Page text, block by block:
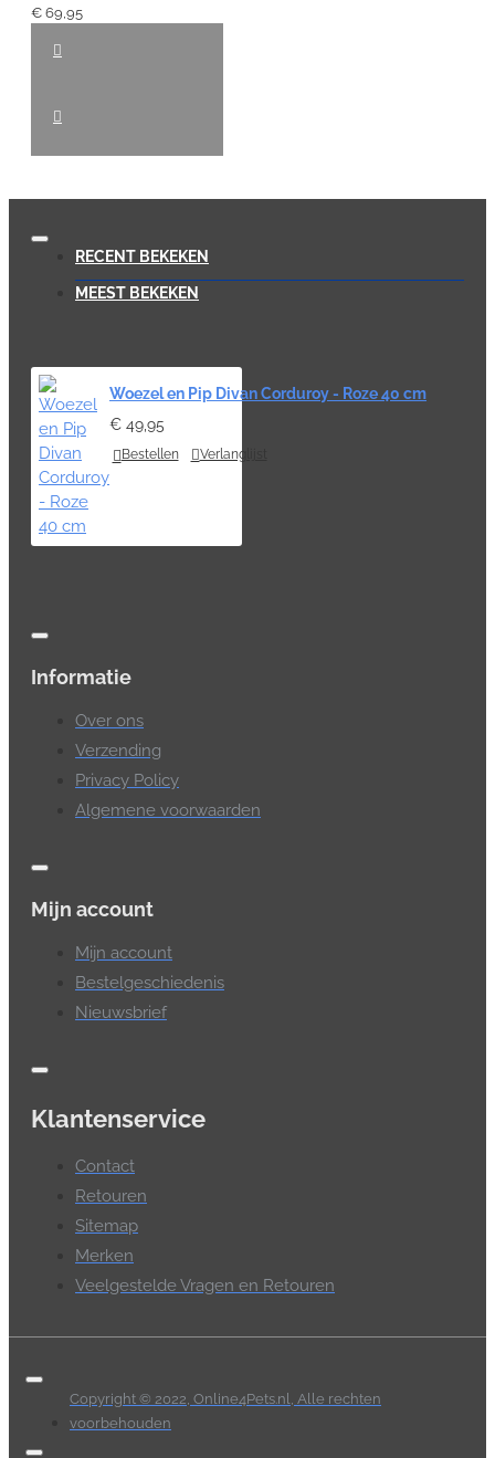
€ 69,95
RECENT BEKEKEN
MEEST BEKEKEN
Woezel en Pip Divan Corduroy - Roze 40 cm
€ 49,95
Bestellen Verlanglijst
Informatie
Over ons
Verzending
Privacy Policy
Algemene voorwaarden
Mijn account
Mijn account
Bestelgeschiedenis
Nieuwsbrief
Klantenservice
Contact
Retouren
Sitemap
Merken
Veelgestelde Vragen en Retouren
Copyright © 2022, Online4Pets.nl, Alle rechten
voorbehouden